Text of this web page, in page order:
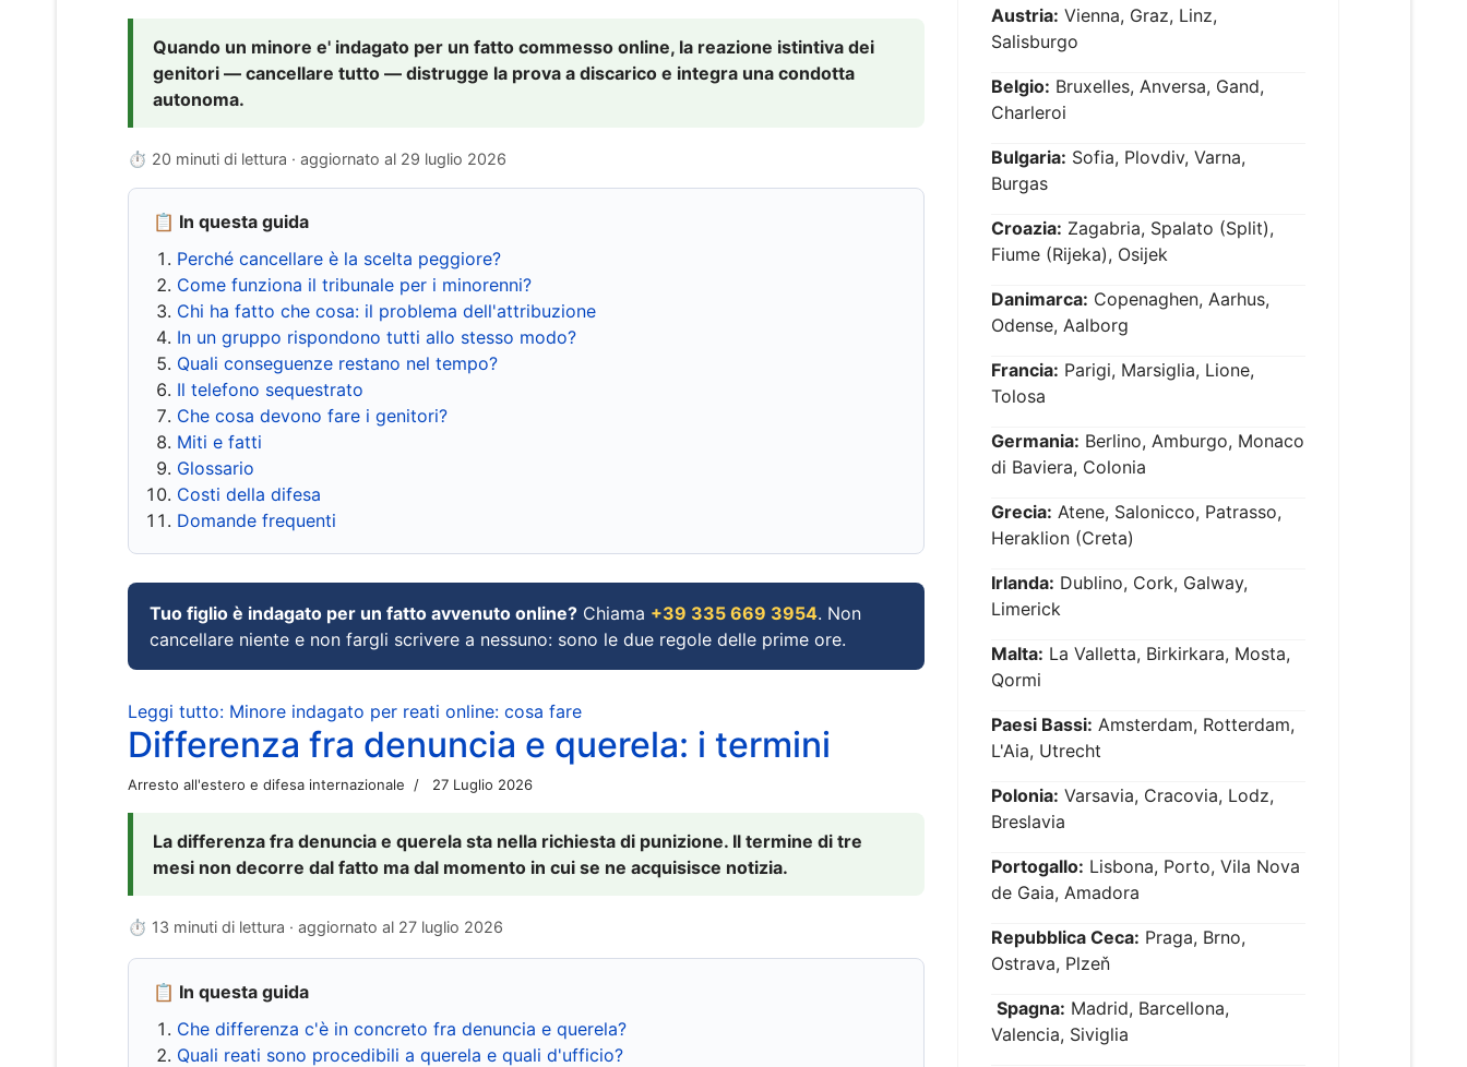
Quando un minore e' indagato per un fatto commesso online, la reazione istintiva dei
genitori — cancellare tutto — distrugge la prova a discarico e integra una condotta
autonoma.
⏱ 20 minuti di lettura · aggiornato al 29 luglio 2026
📋 In questa guida
Perché cancellare è la scelta peggiore?
Come funziona il tribunale per i minorenni?
Chi ha fatto che cosa: il problema dell'attribuzione
In un gruppo rispondono tutti allo stesso modo?
Quali conseguenze restano nel tempo?
Il telefono sequestrato
Che cosa devono fare i genitori?
Miti e fatti
Glossario
Costi della difesa
Domande frequenti
Tuo figlio è indagato per un fatto avvenuto online? Chiama +39 335 669 3954. Non
cancellare niente e non fargli scrivere a nessuno: sono le due regole delle prime ore.
Leggi tutto: Minore indagato per reati online: cosa fare
Differenza fra denuncia e querela: i termini
Arresto all'estero e difesa internazionale 27 Luglio 2026
La differenza fra denuncia e querela sta nella richiesta di punizione. Il termine di tre
mesi non decorre dal fatto ma dal momento in cui se ne acquisisce notizia.
⏱ 13 minuti di lettura · aggiornato al 27 luglio 2026
📋 In questa guida
Che differenza c'è in concreto fra denuncia e querela?
Quali reati sono procedibili a querela e quali d'ufficio?
Austria: Vienna, Graz, Linz,
Salisburgo
Belgio: Bruxelles, Anversa, Gand,
Charleroi
Bulgaria: Sofia, Plovdiv, Varna,
Burgas
Croazia: Zagabria, Spalato (Split),
Fiume (Rijeka), Osijek
Danimarca: Copenaghen, Aarhus,
Odense, Aalborg
Francia: Parigi, Marsiglia, Lione,
Tolosa
Germania: Berlino, Amburgo, Monaco
di Baviera, Colonia
Grecia: Atene, Salonicco, Patrasso,
Heraklion (Creta)
Irlanda: Dublino, Cork, Galway,
Limerick
Malta: La Valletta, Birkirkara, Mosta,
Qormi
Paesi Bassi: Amsterdam, Rotterdam,
L'Aia, Utrecht
Polonia: Varsavia, Cracovia, Lodz,
Breslavia
Portogallo: Lisbona, Porto, Vila Nova
de Gaia, Amadora
Repubblica Ceca: Praga, Brno,
Ostrava, Plzeň
Spagna: Madrid, Barcellona,
Valencia, Siviglia